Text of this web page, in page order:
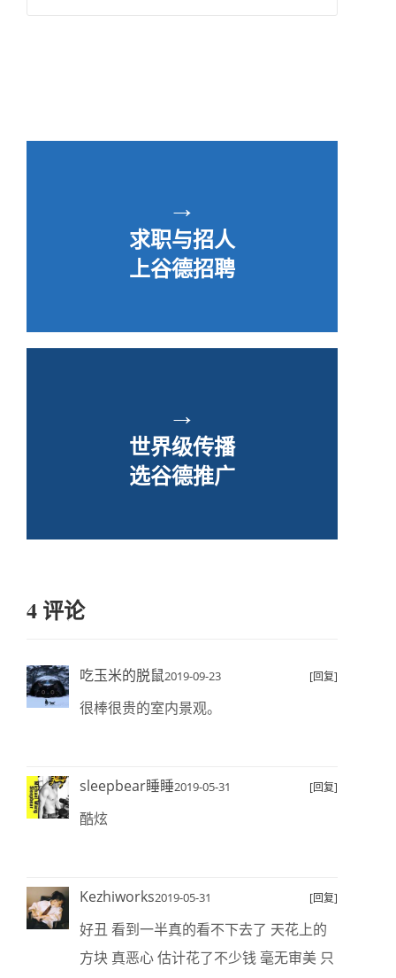
→
求职与招人
上谷德招聘
→
世界级传播
选谷德推广
4 评论
吃玉米的脱鼠2019-09-23 [回复]
很棒很贵的室内景观。
sleepbear睡睡2019-05-31 [回复]
酷炫
Kezhiworks2019-05-31 [回复]
好丑 看到一半真的看不下去了 天花上的
方块 真恶心 估计花了不少钱 毫无审美 只